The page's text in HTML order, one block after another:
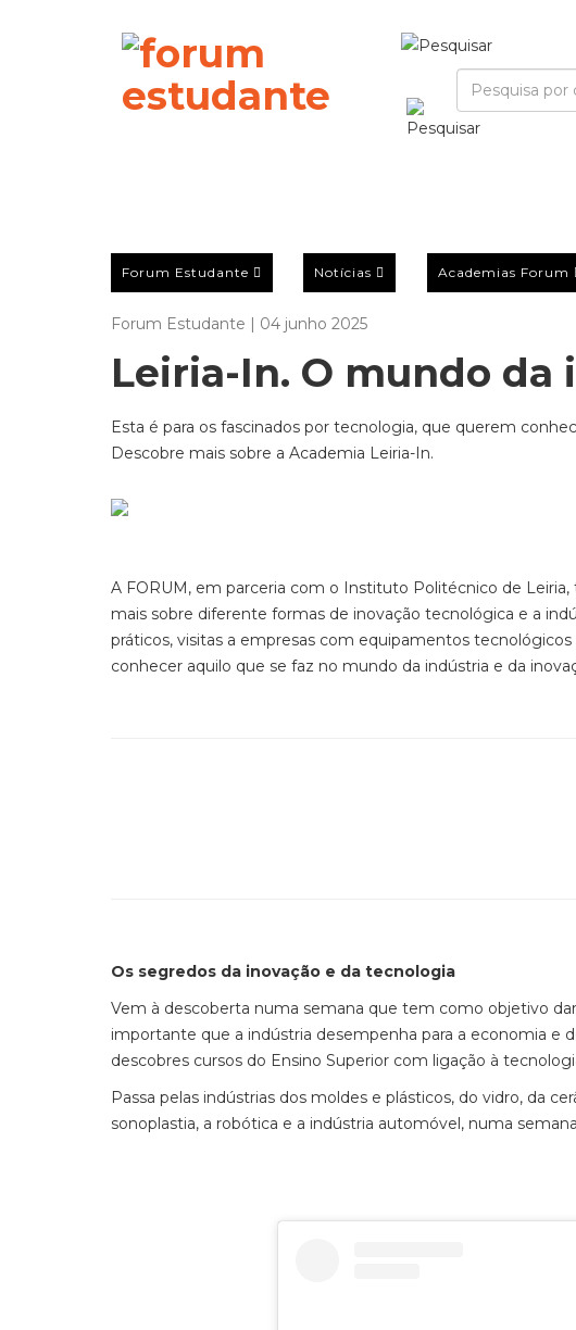
Forum Estudante Notícias Academias Forum
Forum Estudante | 04 junho 2025
Leiria-In. O mundo da
Esta é para os fascinados por tecnologia, que querem
Descobre mais sobre a Academia Leiria-In.
A FORUM, em parceria com o Instituto Politécnico de
mais sobre diferente formas de inovação tecnológica e a
práticos, visitas a empresas com equipamentos
conhecer aquilo que se faz no mundo da indústria e da
Os segredos da inovação e da tecnologia
Vem à descoberta numa semana que tem como objetivo
importante que a indústria desempenha para a economia e
descobres cursos do Ensino Superior com ligação à
Passa pelas indústrias dos moldes e plásticos, do vidro, da
sonoplastia, a robótica e a indústria automóvel, numa